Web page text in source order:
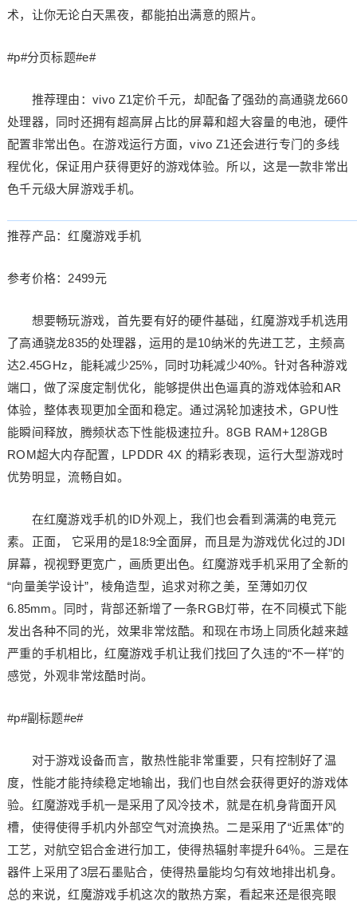
术，让你无论白天黑夜，都能拍出满意的照片。
#p#分页标题#e#
推荐理由：vivo Z1定价千元，却配备了强劲的高通骁龙660
处理器，同时还拥有超高屏占比的屏幕和超大容量的电池，硬件
配置非常出色。在游戏运行方面，vivo Z1还会进行专门的多线
程优化，保证用户获得更好的游戏体验。所以，这是一款非常出
色千元级大屏游戏手机。
推荐产品：红魔游戏手机
参考价格：2499元
想要畅玩游戏，首先要有好的硬件基础，红魔游戏手机选用
了高通骁龙835的处理器，运用的是10纳米的先进工艺，主频高
达2.45GHz，能耗减少25%，同时功耗减少40%。针对各种游戏
端口，做了深度定制优化，能够提供出色逼真的游戏体验和AR
体验，整体表现更加全面和稳定。通过涡轮加速技术，GPU性
能瞬间释放，腾频状态下性能极速拉升。8GB RAM+128GB
ROM超大内存配置，LPDDR 4X 的精彩表现，运行大型游戏时
优势明显，流畅自如。
在红魔游戏手机的ID外观上，我们也会看到满满的电竞元
素。正面， 它采用的是18:9全面屏，而且是为游戏优化过的JDI
屏幕，视视野更宽广，画质更出色。红魔游戏手机采用了全新的
“向量美学设计”，棱角造型，追求对称之美，至薄如刃仅
6.85mm。同时，背部还新增了一条RGB灯带，在不同模式下能
发出各种不同的光，效果非常炫酷。和现在市场上同质化越来越
严重的手机相比，红魔游戏手机让我们找回了久违的“不一样”的
感觉，外观非常炫酷时尚。
#p#副标题#e#
对于游戏设备而言，散热性能非常重要，只有控制好了温
度，性能才能持续稳定地输出，我们也自然会获得更好的游戏体
验。红魔游戏手机一是采用了风冷技术，就是在机身背面开风
槽，使得使得手机内外部空气对流换热。二是采用了“近黑体”的
工艺，对航空铝合金进行加工，使得热辐射率提升64％。三是在
器件上采用了3层石墨贴合，使得热量能均匀有效地排出机身。
总的来说，红魔游戏手机这次的散热方案，看起来还是很亮眼